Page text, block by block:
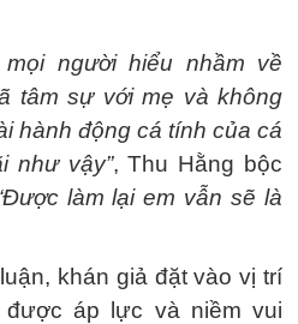
người hiểu nhầm về
tâm sự với mẹ và không
hành động cá tính của cá
như vậy”, Thu Hằng bộc
làm lại em vẫn sẽ là
khán giả đặt vào vị trí
áp lực và niềm vui